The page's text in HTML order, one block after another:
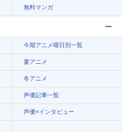
無料マンガ
今期アニメ曜日別一覧
夏アニメ
冬アニメ
声優記事一覧
声優×インタビュー